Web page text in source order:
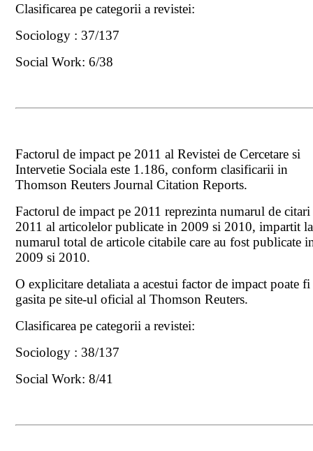
Clasificarea pe categorii a revistei:
Sociology : 37/137
Social Work: 6/38
Factorul de impact pe 2011 al Revistei de Cercetare si
Intervetie Sociala este 1.186, conform clasificarii in
Thomson Reuters Journal Citation Reports.
Factorul de impact pe 2011 reprezinta numarul de
2011 al articolelor publicate in 2009 si 2010, impartit la
numarul total de articole citabile care au fost publicate
2009 si 2010.
O explicitare detaliata a acestui factor de impact poate fi
gasita pe site-ul oficial al Thomson Reuters.
Clasificarea pe categorii a revistei:
Sociology : 38/137
Social Work: 8/41